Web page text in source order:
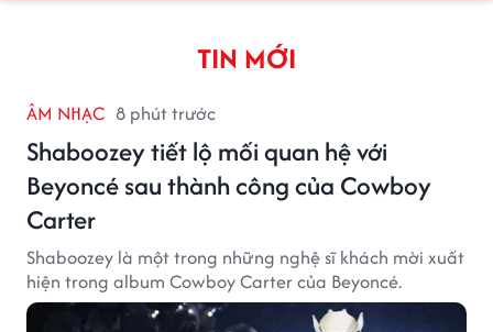
TIN MỚI
ÂM NHẠC 8 phút trước
Shaboozey tiết lộ mối quan hệ với
Beyoncé sau thành công của Cowboy
Carter
Shaboozey là một trong những nghệ sĩ khách mời xuất
hiện trong album Cowboy Carter của Beyoncé.